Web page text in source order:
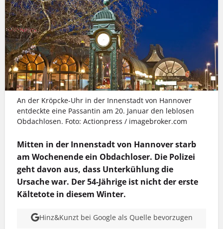
An der Kröpcke-Uhr in der Innenstadt von Hannover
entdeckte eine Passantin am 20. Januar den leblosen
Obdachlosen. Foto: Actionpress / imagebroker.com
Mitten in der Innenstadt von Hannover starb
am Wochenende ein Obdachloser. Die Polizei
geht davon aus, dass Unterkühlung die
Ursache war. Der 54-Jährige ist nicht der erste
Kältetote in diesem Winter.
Hinz&Kunzt bei Google als Quelle bevorzugen